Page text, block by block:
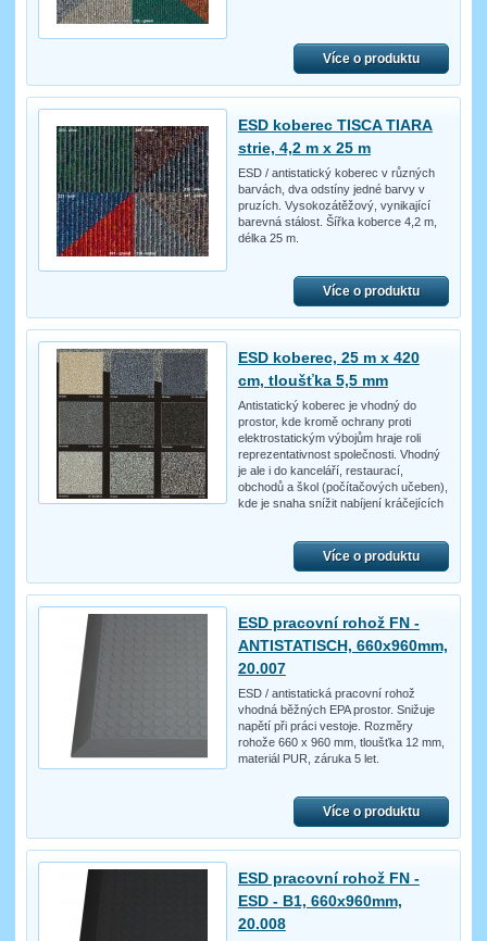
Více o produktu
ESD koberec TISCA TIARA
strie, 4,2 m x 25 m
ESD / antistatický koberec v různých
barvách, dva odstíny jedné barvy v
pruzích. Vysokozátěžový, vynikající
barevná stálost. Šířka koberce 4,2 m,
délka 25 m.
Více o produktu
ESD koberec, 25 m x 420
cm, tloušťka 5,5 mm
Antistatický koberec je vhodný do
prostor, kde kromě ochrany proti
elektrostatickým výbojům hraje roli
reprezentativnost společnosti. Vhodný
je ale i do kanceláří, restaurací,
obchodů a škol (počítačových učeben),
kde je snaha snížit nabíjení kráčejících
Více o produktu
ESD pracovní rohož FN -
ANTISTATISCH, 660x960mm,
20.007
ESD / antistatická pracovní rohož
vhodná běžných EPA prostor. Snižuje
napětí při práci vestoje. Rozměry
rohože 660 x 960 mm, tloušťka 12 mm,
materiál PUR, záruka 5 let.
Více o produktu
ESD pracovní rohož FN -
ESD - B1, 660x960mm,
20.008